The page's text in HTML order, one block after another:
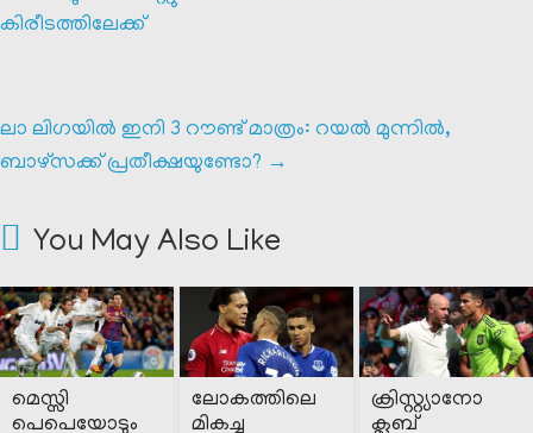
കിരീടത്തിലേക്ക്
ലാ ലിഗയിൽ ഇനി 3 റൗണ്ട് മാത്രം: റയൽ മുന്നിൽ,
ബാഴ്സക്ക് പ്രതീക്ഷയുണ്ടോ? →
You May Also Like
മെസ്സി
പെപെയോടും
ലോകത്തിലെ
മികച്ച
ക്രിസ്റ്റ്യാനോ
ക്ലബ്